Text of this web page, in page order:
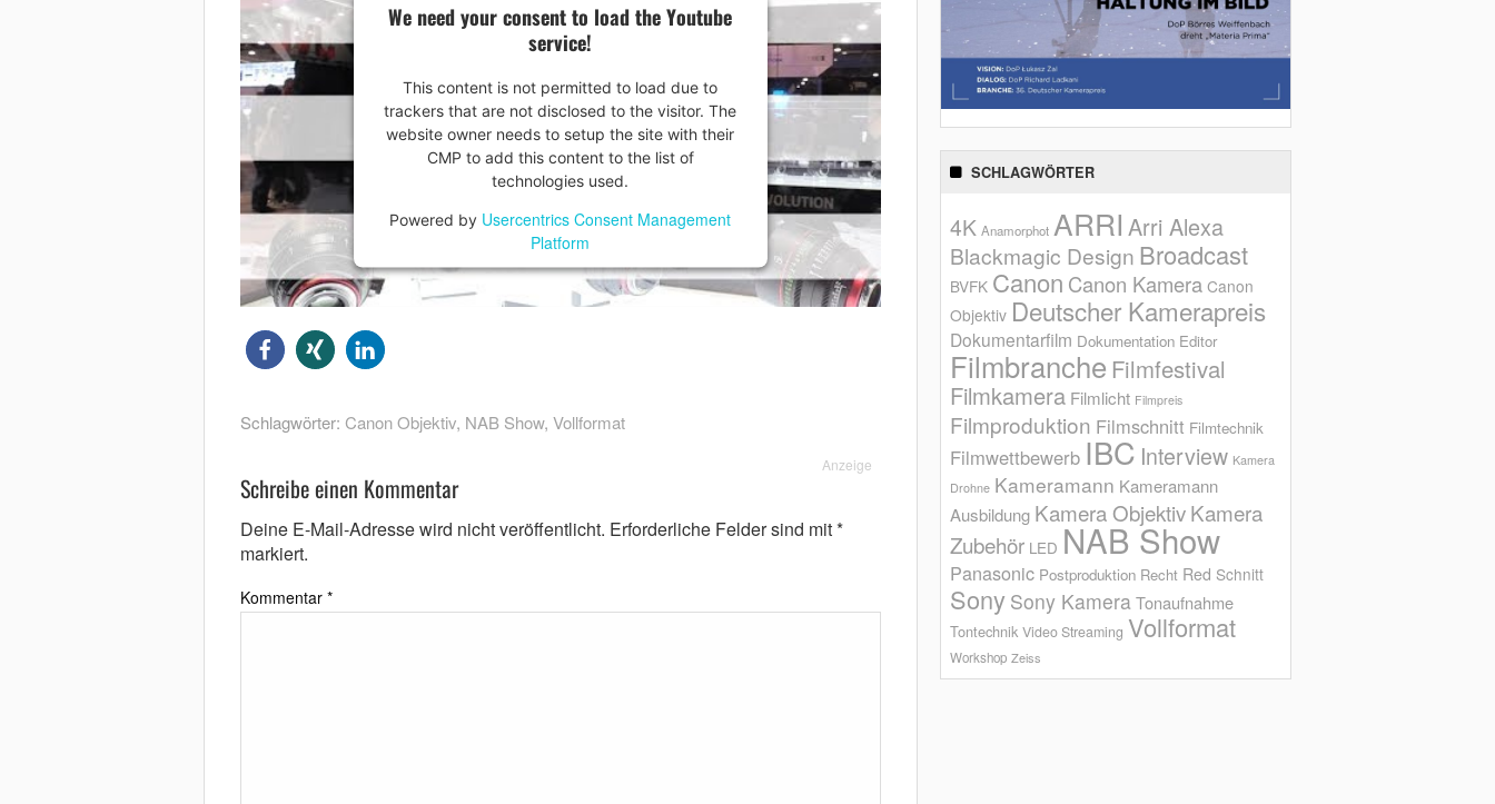
We need your consent to load the Youtube
service!
This content is not permitted to load due to
trackers that are not disclosed to the visitor. The
website owner needs to setup the site with their
CMP to add this content to the list of
technologies used.
Powered by Usercentrics Consent Management
Platform
Schlagwörter: Canon Objektiv, NAB Show, Vollformat
Anzeige
Schreibe einen Kommentar
Deine E-Mail-Adresse wird nicht veröffentlicht. Erforderliche Felder sind mit*
markiert.
Kommentar *
SCHLAGWÖRTER
4K Anamorphot ARRI Arri Alexa
Blackmagic Design Broadcast
BVFK Canon Canon Kamera Canon
Objektiv Deutscher Kamerapreis
Dokumentarfilm Dokumentation Editor
Filmbranche Filmfestival
Filmkamera Filmlicht Filmpreis
Filmproduktion Filmschnitt Filmtechnik
Filmwettbewerb IBC Interview Kamera
Drohne Kameramann Kameramann
Ausbildung Kamera ObjektivKamera
Zubehör LED NAB Show
Panasonic Postproduktion Recht Red Schnitt
Sony Sony KameraTonaufnahme
Tontechnik Video Streaming Vollformat
Workshop Zeiss